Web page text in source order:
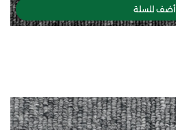
أضف للسلة